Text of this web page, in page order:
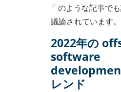
のような記事でも
議論されています。
2022年の
software
レンド